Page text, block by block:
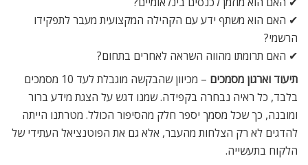
✔ האם הוא משתף ידע עם הקהילה המקצועית מעבר לתפקידו
הרשמי?
✔ האם תרומתו מהווה השראה לאחרים בתחום?
תיעוד וארגון מסמכים
– מכיוון שהבקשה מוגבלת לעד 10 מסמכים
בלבד, כל ראיה נבחרה בקפידה. שמנו דגש על הצגת מידע ברור
ומובנה, כך שכל מסמך יספר חלק מהסיפור הכולל. מטרתנו הייתה
להדגים לא רק הצלחות מהעבר, אלא גם את הפוטנציאל העתידי של
הלקוח בתעשייה.